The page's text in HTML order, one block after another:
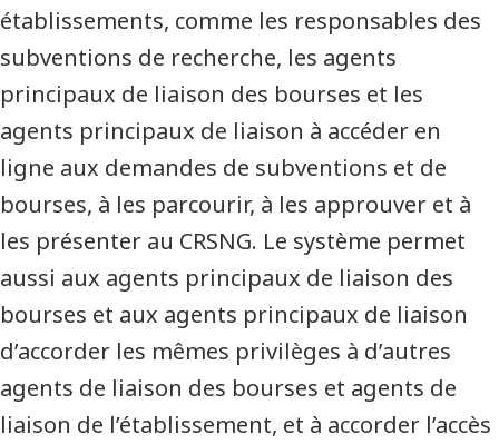
établissements, comme les responsables des
subventions de recherche, les agents
principaux de liaison des bourses et les
agents principaux de liaison à accéder en
ligne aux demandes de subventions et de
bourses, à les parcourir, à les approuver et à
les présenter au CRSNG. Le système permet
aussi aux agents principaux de liaison des
bourses et aux agents principaux de liaison
d’accorder les mêmes privilèges à d’autres
agents de liaison des bourses et agents de
liaison de l’établissement, et à accorder l’accès